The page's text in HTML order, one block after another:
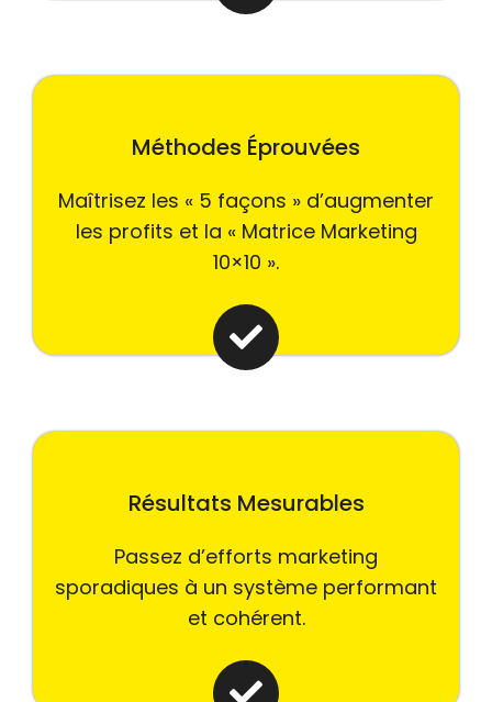
Méthodes Éprouvées
Maîtrisez les « 5 façons » d’augmenter
les profits et la « Matrice Marketing
10×10 ».
Résultats Mesurables
Passez d’efforts marketing
sporadiques à un système performant
et cohérent.